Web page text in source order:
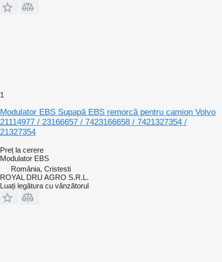
1
Modulator EBS Supapă EBS remorcă pentru camion Volvo
21114977 / 23166657 / 7423166658 / 7421327354 /
21327354
Preț la cerere
Modulator EBS
România, Cristesti
ROYAL DRU AGRO S.R.L.
Luați legătura cu vânzătorul